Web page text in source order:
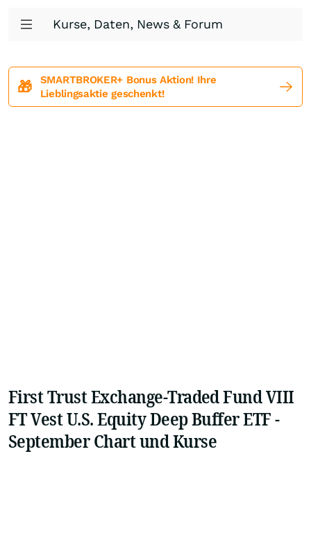
Kurse, Daten, News & Forum
🎁
SMARTBROKER+ Bonus Aktion! Ihre
Lieblingsaktie geschenkt!
First Trust Exchange-Traded Fund VIII
FT Vest U.S. Equity Deep Buffer ETF -
September Chart und Kurse